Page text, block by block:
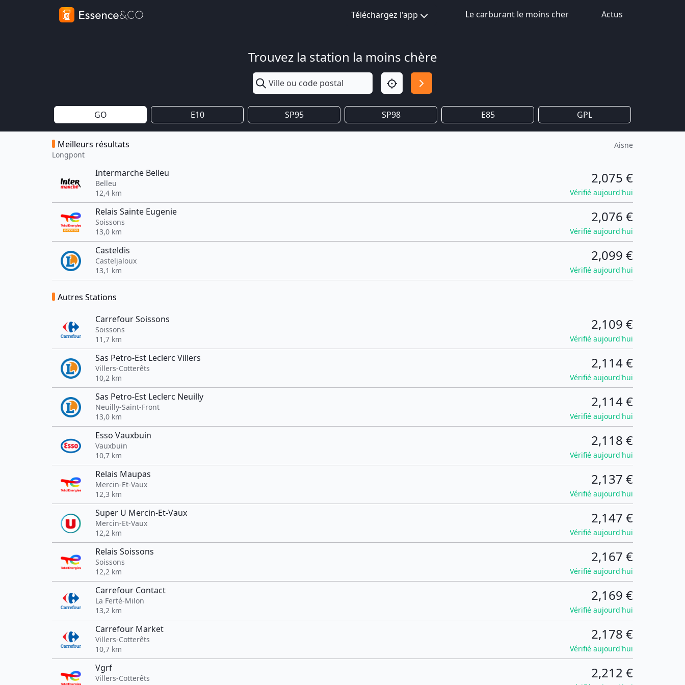
Téléchargez l'app Le carburant le moins cher Actus
Trouvez la station la moins chère
GO E10 SP95 SP98 E85 GPL
Meilleurs résultats
Longpont
Aisne
Intermarche Belleu
Belleu
12,4 km
2,075 €
Vérifié aujourd'hui
Relais Sainte Eugenie
Soissons
13,0 km
2,076 €
Vérifié aujourd'hui
Casteldis
Casteljaloux
13,1 km
2,099 €
Vérifié aujourd'hui
Autres Stations
Carrefour Soissons
Soissons
11,7 km
2,109 €
Vérifié aujourd'hui
Sas Petro-Est Leclerc Villers
Villers-Cotterêts
10,2 km
2,114 €
Vérifié aujourd'hui
Sas Petro-Est Leclerc Neuilly
Neuilly-Saint-Front
13,0 km
2,114 €
Vérifié aujourd'hui
Esso Vauxbuin
Vauxbuin
10,7 km
2,118 €
Vérifié aujourd'hui
Relais Maupas
Mercin-Et-Vaux
12,3 km
2,137 €
Vérifié aujourd'hui
Super U Mercin-Et-Vaux
Mercin-Et-Vaux
12,2 km
2,147 €
Vérifié aujourd'hui
Relais Soissons
Soissons
12,2 km
2,167 €
Vérifié aujourd'hui
Carrefour Contact
La Ferté-Milon
13,2 km
2,169 €
Vérifié aujourd'hui
Carrefour Market
Villers-Cotterêts
10,7 km
2,178 €
Vérifié aujourd'hui
Vgrf
Villers-Cotterêts
2,212 €